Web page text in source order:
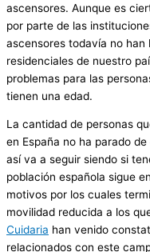
ascensores. Aunque es
por parte de las
ascensores todavía no
residenciales de nuestro
problemas para las
tienen una edad.
La cantidad de personas
en España no ha parado
así va a seguir siendo si
población española sigue
motivos por los cuales
movilidad reducida a los
Cuidaria han venido
relacionados con este